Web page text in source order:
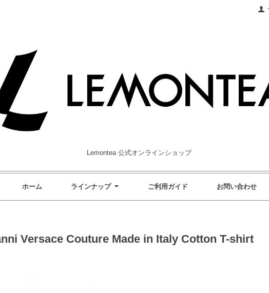
Lemontea 公式オンラインショップ
ホーム ラインナップ ご利用ガイド お問い合わせ
Versace Couture Made in Italy Cotton T-shirt